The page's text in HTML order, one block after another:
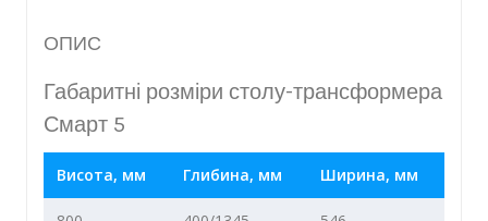
ОПИС
Габаритні розміри столу-трансформера
Смарт 5
Висота, мм Глибина, мм Ширина, мм